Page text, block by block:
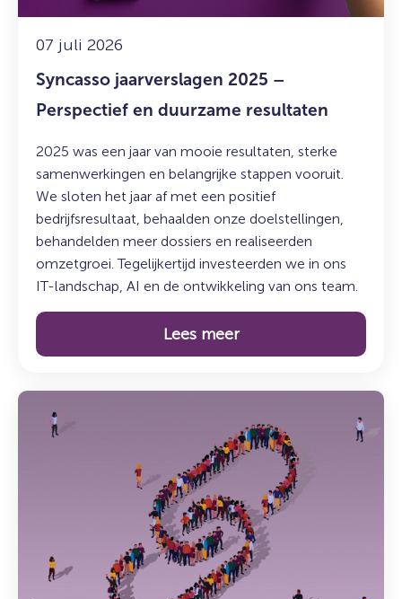
07 juli 2026
Syncasso jaarverslagen 2025 –
Perspectief en duurzame resultaten
2025 was een jaar van mooie resultaten, sterke
samenwerkingen en belangrijke stappen vooruit.
We sloten het jaar af met een positief
bedrijfsresultaat, behaalden onze doelstellingen,
behandelden meer dossiers en realiseerden
omzetgroei. Tegelijkertijd investeerden we in ons
IT-landschap, AI en de ontwikkeling van ons team.
Lees meer
resultaten
Lees
meer